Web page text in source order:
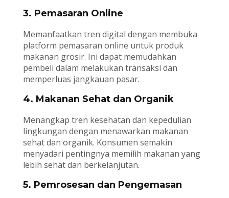
3. Pemasaran Online
Memanfaatkan tren digital dengan membuka
platform pemasaran online untuk produk
makanan grosir. Ini dapat memudahkan
pembeli dalam melakukan transaksi dan
memperluas jangkauan pasar.
4. Makanan Sehat dan Organik
Menangkap tren kesehatan dan kepedulian
lingkungan dengan menawarkan makanan
sehat dan organik. Konsumen semakin
menyadari pentingnya memilih makanan yang
lebih sehat dan berkelanjutan.
5. Pemrosesan dan Pengemasan